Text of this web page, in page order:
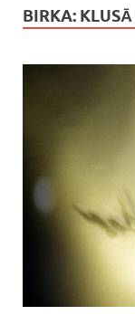
BIRKA: